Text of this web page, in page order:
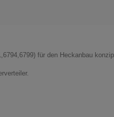
für den Heckanbau